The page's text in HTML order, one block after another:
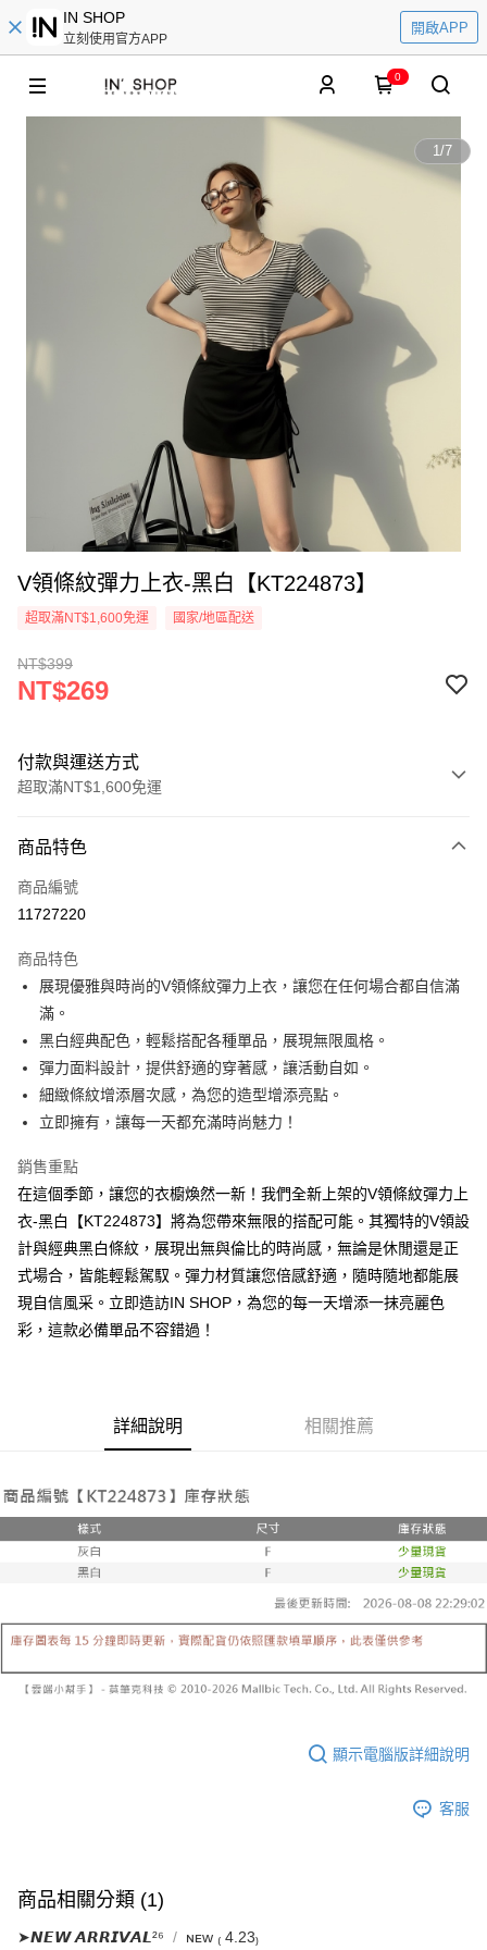
IN SHOP
立刻使用官方APP
開啟APP
0
1/7
V領條紋彈力上衣-黑白【KT224873】
超取滿NT$1,600免運 國家/地區配送
NT$399
NT$269
付款與運送方式
超取滿NT$1,600免運
信用卡一次付款
超商取貨付款
Apple Pay
街口支付
Google Pay
大哥付你分期
相關說明
1.本服務由台灣大哥大提供，台灣大哥大用戶可立即使用無須另外申請。
2.付款方式選擇「大哥付你分期」，訂單成立後會自動跳轉到大哥付的交易
流程，驗證手機門號後，選擇欲分期的期數、繳款截止日，確認付款後即完
成交易。
3.實際核准額度、可分期數及費用金額請依後續交易確認頁面所載為準。
4.訂單成立30分鐘內，如未前往確認交易或遇審核未通過，訂單將自動取
法說明評估內容。
【繳款方式說明】
用戶於交易時，得透過本服務購買商品或服務，並由商店將買賣／分期付款
買賣價金債權讓與本公司後，依約使用本公司帳單繳交帳款。
2.基於同意付款使用「大哥付你分期」之契約關係目的，商店將以您的個人
資料（包含姓名、電話或地址）提供予台灣大哥大進項蒐集、處理及利用，
由本公司與您本人進行分期帳單所需資料之確認、核對及更正。
AFTEE先享後付
相關說明
【關於「AFTEE先享後付」】
AFTEE先享後付是「在收到商品之後才付款」的支付方式。 讓您購物簡單
便利好安心！
１．簡單：不需註冊會員、不需綁卡、不需儲值。
２．便利：只要手機號碼，簡訊認證，即可結帳。
２．訂單成立數日內，您將收到繳費通知簡訊。
３．收到繳費通知簡訊後14天內，點擊此簡訊中的連結，可透過四大超商／
ATM／網路銀行／等多元方式進行付款，方視為交易完成。
購買商品的店家。未經商家同意取消之訂單仍視為有效，需透過AFTEE先享
後付繳納相關費用。
※ 交易是否成功請以「AFTEE先享後付 」之結帳頁面顯示為準，若有關於
是否繳費成功／繳費後需取消欲退款等相關疑問，請聯繫「AFTEE先享後付
客戶支援中心」
https://netprotections.freshdesk.com/support/home
１．透過由恩沛科技股份有限公司提供之「AFTEE先享後付」服務完成之交
易，需依本服務之必要範圍內提供個人資料，並將交易相關給付款項請求債
權轉讓予恩沛科技股份有限公司。
２．關於個人資料處理事宜，請瀏覽以下網址：
「AFTEE先享後付」，若未經同意申辦者引起之損失，本公司不負相關責
時審查核予不同之上限額度；若仍有額度不足之情形，本公司將視審查結果
全家取貨付款
每筆NT$60，滿NT$1,600(含以上)免運費
每筆NT$10,000
已關閉，請勿下單(付取)
每筆NT$10,000
每筆NT$60，滿NT$1,800(含以上)免運費
付款後7-11取貨
查看運費
商品特色
商品編號
11727220
商品特色
展現優雅與時尚的V領條紋彈力上衣，讓您在任何場合都自信滿
滿。
黑白經典配色，輕鬆搭配各種單品，展現無限風格。
彈力面料設計，提供舒適的穿著感，讓活動自如。
細緻條紋增添層次感，為您的造型增添亮點。
立即擁有，讓每一天都充滿時尚魅力！
銷售重點
在這個季節，讓您的衣櫥煥然一新！我們全新上架的V領條紋彈力上
衣-黑白【KT224873】將為您帶來無限的搭配可能。其獨特的V領設
計與經典黑白條紋，展現出無與倫比的時尚感，無論是休閒還是正
式場合，皆能輕鬆駕馭。彈力材質讓您倍感舒適，隨時隨地都能展
現自信風采。立即造訪IN SHOP，為您的每一天增添一抹亮麗色
彩，這款必備單品不容錯過！
詳細說明 相關推薦
顯示電腦版詳細說明
客服
商品相關分類 (1)
➤𝙉𝙀𝙒 𝘼𝙍𝙍𝙄𝙑𝘼𝙇²⁶ ɴᴇᴡ ₍ 4.23₎